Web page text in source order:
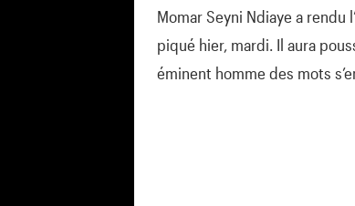
Momar Seyni Ndiaye a rendu
piqué hier, mardi. Il aura
éminent homme des mots